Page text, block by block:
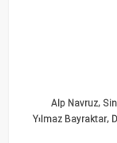
Alp Navruz,
Yılmaz Bayraktar,